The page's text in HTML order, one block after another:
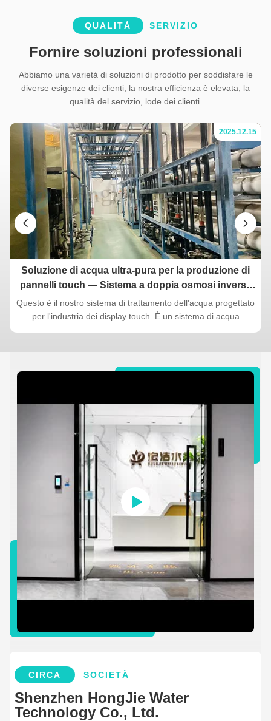
QUALITÀ SERVIZIO
Fornire soluzioni professionali
Abbiamo una varietà di soluzioni di prodotto per soddisfare le
diverse esigenze dei clienti, la nostra efficienza è elevata, la
qualità del servizio, lode dei clienti.
2025.12.15
Soluzione di acqua ultra-pura per la produzione di
pannelli touch — Sistema a doppia osmosi inversa
(RO) da 70TPH con 8 anni di funzionamento stabile
Questo è il nostro sistema di trattamento dell'acqua progettato
per l'industria dei display touch. È un sistema di acqua
CIRCA SOCIETÀ
Shenzhen HongJie Water
Technology Co., Ltd.